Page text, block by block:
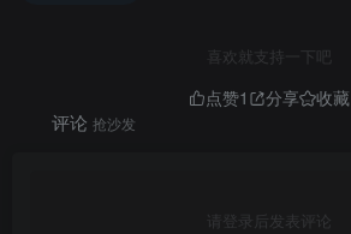
喜欢就支持一下吧
点赞1 分享 收藏
评论 抢沙发
请登录后发表评论